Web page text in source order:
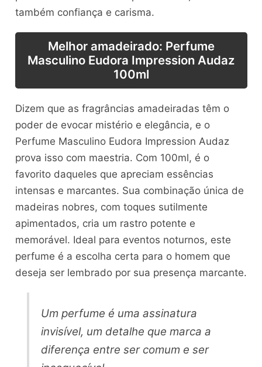
também confiança e carisma.
Melhor amadeirado: Perfume
Masculino Eudora Impression Audaz
100ml
Dizem que as fragrâncias amadeiradas têm o
poder de evocar mistério e elegância, e o
Perfume Masculino Eudora Impression Audaz
prova isso com maestria. Com 100ml, é o
favorito daqueles que apreciam essências
intensas e marcantes. Sua combinação única de
madeiras nobres, com toques sutilmente
apimentados, cria um rastro potente e
memorável. Ideal para eventos noturnos, este
perfume é a escolha certa para o homem que
deseja ser lembrado por sua presença marcante.
Um perfume é uma assinatura
invisível, um detalhe que marca a
diferença entre ser comum e ser